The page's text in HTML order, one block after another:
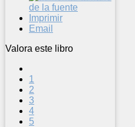
Imprimir
Email
Valora este libro
1
2
3
4
5